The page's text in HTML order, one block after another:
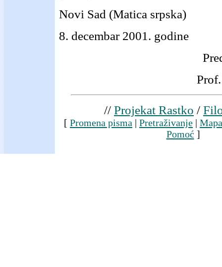
Novi Sad (Matica srpska)
8. decembar 2001. godine
// Projekat Rastko /
[ Promena pisma | Pretraživanje |
Pomoć ]